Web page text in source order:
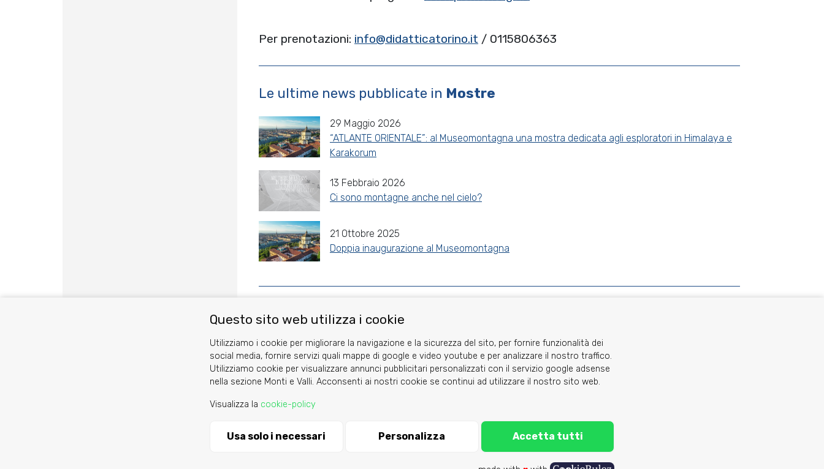
Per prenotazioni: info@didatticatorino.it / 0115806363
Le ultime news pubblicate in Mostre
29 Maggio 2026
“ATLANTE ORIENTALE”: al Museomontagna una mostra dedicata agli esploratori in Himalaya e
Karakorum
13 Febbraio 2026
Ci sono montagne anche nel cielo?
21 Ottobre 2025
Doppia inaugurazione al Museomontagna
Privacy Policy Area riservata
C.A.I. Sezione di Torino - via Barbaroux 1
Questo sito web utilizza i cookie
Utilizziamo i cookie per migliorare la navigazione e la sicurezza del sito, per fornire funzionalità dei
social media, fornire servizi quali mappe di google e video youtube e per analizzare il nostro traffico.
Utilizziamo cookie per visualizzare annunci pubblicitari personalizzati con il servizio google adsense
nella sezione Monti e Valli. Acconsenti ai nostri cookie se continui ad utilizzare il nostro sito web.
Visualizza la cookie-policy
Usa solo i necessari Personalizza Accetta tutti